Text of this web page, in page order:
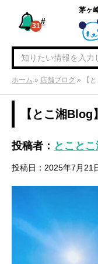
#
31
茅ヶ
ホーム » 店舗ブログ » 【
【とこ湘
投稿者： とこと
投稿日：2025年7月21